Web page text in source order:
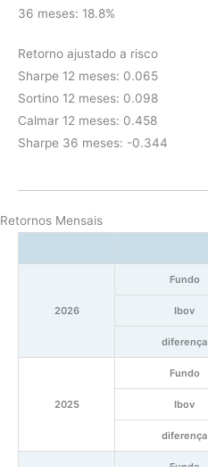
36 meses: 18.8%
Retorno ajustado a risco
Sharpe 12 meses: 0.065
Sortino 12 meses: 0.098
Calmar 12 meses: 0.458
Sharpe 36 meses: -0.344
Retornos Mensais
2026
Fundo
Ibov
diferença
2025
Fundo
Ibov
diferença
Fundo